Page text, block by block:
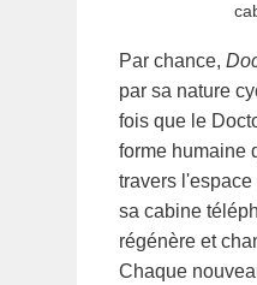
Par chance,
par sa nature
fois que le
forme humaine
travers
sa cabine
régénère et
Chaque